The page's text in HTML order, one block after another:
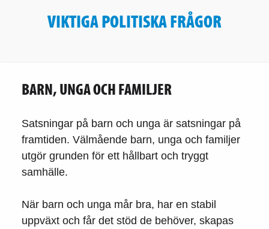
VIKTIGA POLITISKA FRÅGOR
BARN, UNGA OCH FAMILJER
Satsningar på barn och unga är satsningar på
framtiden. Välmående barn, unga och familjer
utgör grunden för ett hållbart och tryggt
samhälle.
När barn och unga mår bra, har en stabil
uppväxt och får det stöd de behöver, skapas